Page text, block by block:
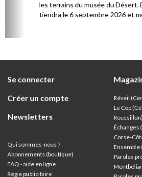
les terrains du musée du Désert.
tiendra le 6 septembre 2026 et
Se connecter
Créer un compte
Newsletters
Qui sommes-nous ?
Abonnements (boutique)
FAQ - aide en ligne
Régie publicitaire
Réveil
Le Cep
Roussillon)
Échanges
Corse-
Ensemble
Paroles